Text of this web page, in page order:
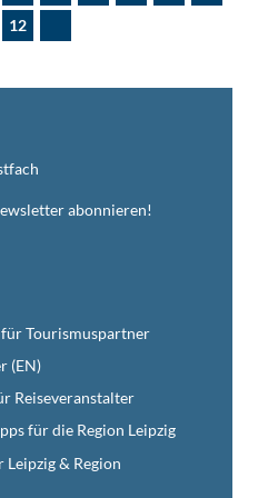
12
ä
s
abonnieren!
Tourismuspartner
(EN)
Reiseveranstalter
für die Region Leipzig
& Region